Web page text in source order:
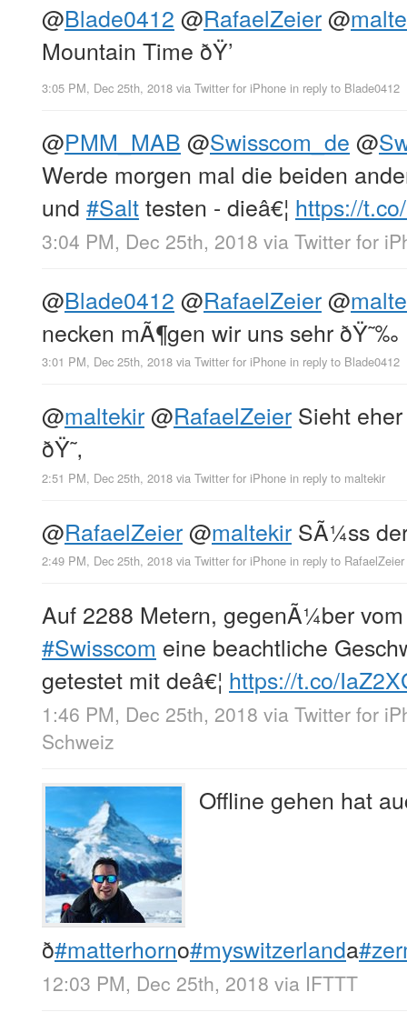
@Blade0412 @RafaelZeier@
Mountain Time ðŸ’
3:05 PM, Dec 25th, 2018 via Twitter for iPhone in reply to Blade0412
@PMM_MAB @Swisscom_de @
Werde morgen mal die beiden
und #Salttesten - dieâ€¦ https://
3:04 PM, Dec 25th, 2018 via Twitter for
@Blade0412 @RafaelZeier@
necken mÃ¶gen wir uns sehr ðŸ˜‰
3:01 PM, Dec 25th, 2018 via Twitter for iPhone in reply to Blade0412
@maltekir@RafaelZeier Sieht
ðŸ˜‚
2:51 PM, Dec 25th, 2018 via Twitter for iPhone in reply to maltekir
@RafaelZeier@maltekir SÃ¼ss
2:49 PM, Dec 25th, 2018 via Twitter for iPhone in reply to RafaelZeier
Auf 2288 Metern, gegenÃ¼ber
#Swisscom eine beachtliche
getestet mit deâ€¦ https://t.co/
1:46 PM, Dec 25th, 2018 via Twitter for
Schweiz
Offline gehen hat
ð#matterhorno#myswitzerlanda
12:03 PM, Dec 25th, 2018 via IFTTT